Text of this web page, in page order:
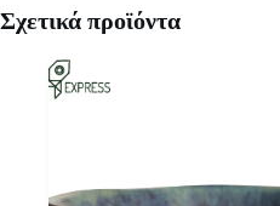
Σχετικά προϊόντα